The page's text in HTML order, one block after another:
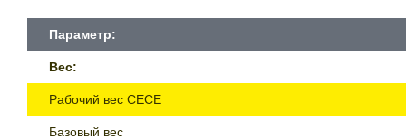
Параметр:
Вес:
Рабочий вес СЕСЕ
Базовый вес